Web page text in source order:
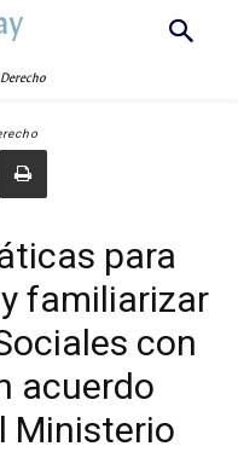
para
familiarizar
con
acuerdo
Ministerio